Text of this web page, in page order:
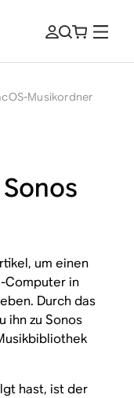
Musikordner
um einen
Computer in
Durch das
ihn zu Sonos
hast, ist der